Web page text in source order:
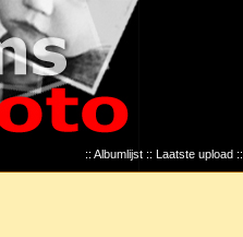
:: Albumlijst:: Laatste upload::